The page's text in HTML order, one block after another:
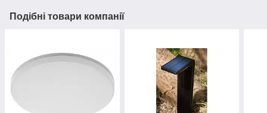
Подібні товари компанії